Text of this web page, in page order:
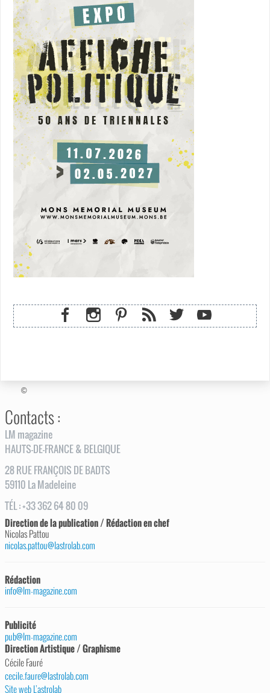
©
Contacts :
LM magazine
HAUTS-DE-FRANCE & BELGIQUE
28RUEFRANÇOIS DE BADTS
59110 La Madeleine
TÉL:+33 362 64 80 09
Direction de la publication / Rédaction en chef
Nicolas Pattou
nicolas.pattou@lastrolab.com
Rédaction
info@lm-magazine.com
Publicité
pub@lm-magazine.com
Direction Artistique / Graphisme
Cécile Fauré
cecile.faure@lastrolab.com
Site web L’astrolab